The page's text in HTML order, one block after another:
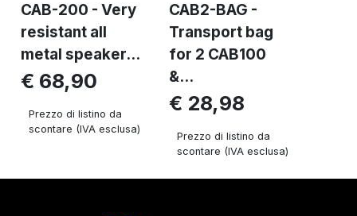
CAB-200 - Very
resistant all
metal speaker...
€ 68,90
Prezzo di listino da
scontare (IVA esclusa)
CAB2-BAG -
Transport bag
for 2 CAB100
&...
€ 28,98
Prezzo di listino da
scontare (IVA esclusa)